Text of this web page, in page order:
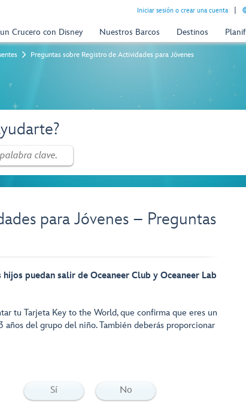
Iniciar sesión o crear una cuenta
Crucero con Disney Nuestros Barcos Destinos
Preguntas sobre Registro de Actividades para Jóvenes
para Jóvenes – Preguntas
puedan salir de Oceaneer Club y Oceaneer Lab
tu Tarjeta Key to the World, que confirma que eres un
años del grupo del niño. También deberás proporcionar
Sí No